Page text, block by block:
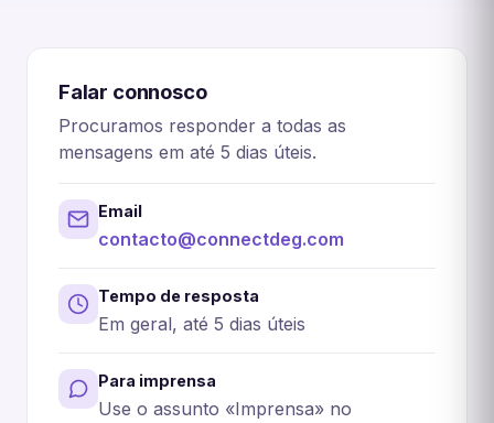
Falar connosco
Procuramos responder a todas as
mensagens em até 5 dias úteis.
Email
contacto@connectdeg.com
Tempo de resposta
Em geral, até 5 dias úteis
Para imprensa
Use o assunto «Imprensa» no